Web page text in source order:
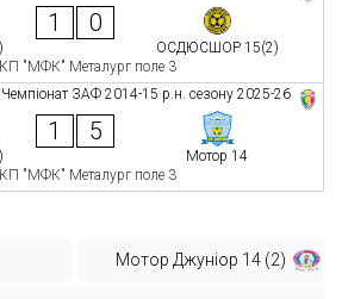
1 0
ОСДЮСШОР 15(2)
КП "МФК" Металург поле 3
Чемпіонат ЗАФ 2014-15 р.н. сезону 2025-26
1 5
Мотор 14
КП "МФК" Металург поле 3
Мотор Джуніор 14 (2)